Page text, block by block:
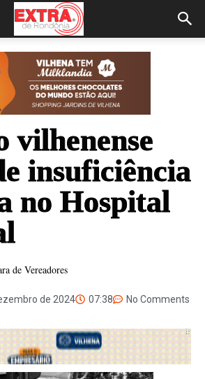
vilhenense
insuficiência
no Hospital
de Vereadores
de 2024 07:38 No Comments